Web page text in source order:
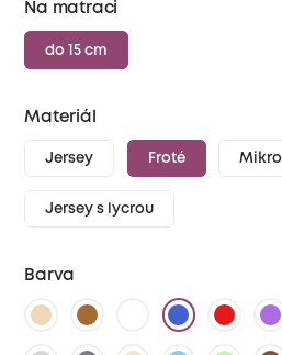
Na matraci
do 15 cm
Materiál
Jersey Froté
Jersey s lycrou
Barva